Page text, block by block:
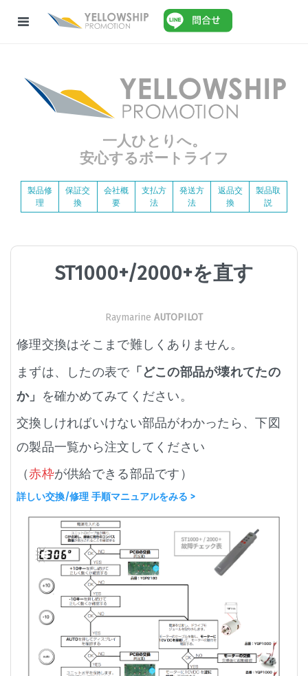
一人ひとりへ。
安心するボートライフ
製品修
理
保証交
換
会社概
要
支払方
法
発送方
法
返品交
換
製品取
説
ST1000+/2000+を直す
Raymarine AUTOPILOT
修理交換はそこまで難しくありません。
まずは、したの表で「どこの部品が壊れてたの
か」
を確かめてみてください。
交換しければいけない部品がわかったら、下図
の製品一覧から注文してください
（赤枠が供給できる部品です）
詳しい交換/修理 手順マニュアルをみる >